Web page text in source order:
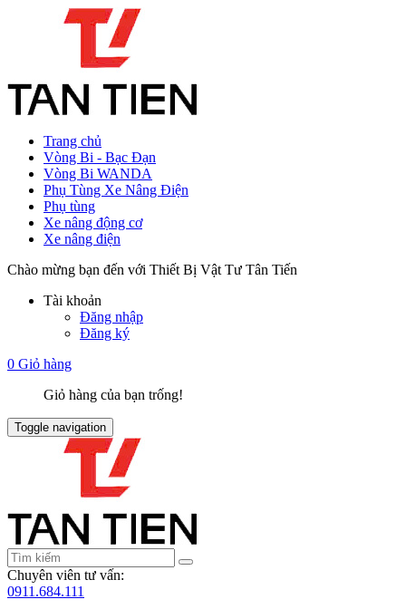
Trang chủ
Vòng Bi - Bạc Đạn
Vòng Bi WANDA
Phụ Tùng Xe Nâng Điện
Phụ tùng
Xe nâng động cơ
Xe nâng điện
Chào mừng bạn đến với Thiết Bị Vật Tư Tân Tiến
Tài khoản
Đăng nhập
Đăng ký
0 Giỏ hàng
Giỏ hàng của bạn trống!
Toggle navigation
Chuyên viên tư vấn:
0911.684.111